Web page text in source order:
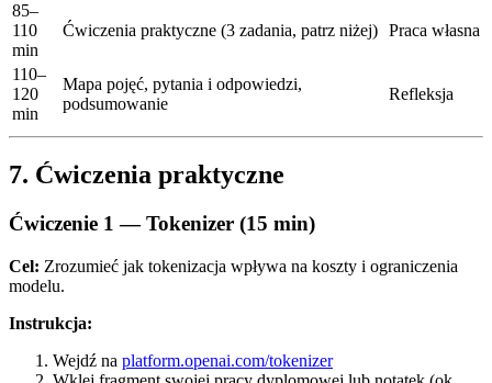
85–
110
min
Ćwiczenia praktyczne (3 zadania, patrz niżej) Praca własna
110–
120
min
Mapa pojęć, pytania i odpowiedzi,
podsumowanie
Refleksja
7. Ćwiczenia praktyczne
Ćwiczenie 1 — Tokenizer (15 min)
Cel: Zrozumieć jak tokenizacja wpływa na koszty i ograniczenia
modelu.
Instrukcja:
Wejdź na platform.openai.com/tokenizer